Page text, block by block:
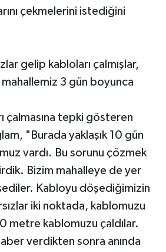
çekmelerini istediğini
gelip kabloları çalmışlar,
mahallemiz 3 gün boyunca
çalmasına tepki gösteren
"Burada yaklaşık 10 gün
vardı. Bu sorunu çözmek
Bizim mahalleye de yer
Kabloyu döşediğimizin
iki noktada, kablomuzu
metre kablomuzu çaldılar.
verdikten sonra anında